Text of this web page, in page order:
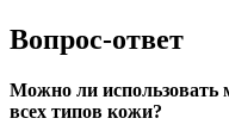
Вопрос-ответ
Можно ли использовать
всех типов кожи?